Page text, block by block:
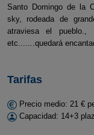
Santo Domingo de la
sky, rodeada de
atraviesa el
etc.......quedará
Tarifas
Precio medio: 21 €
Capacidad: 14+3